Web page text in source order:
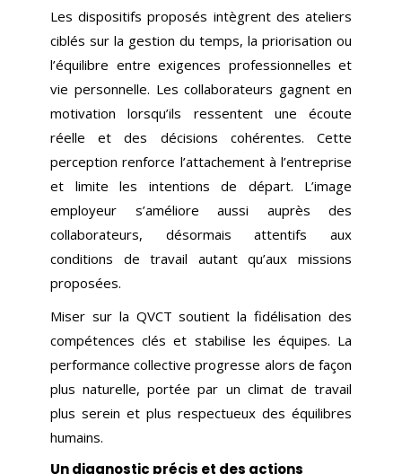
Les dispositifs proposés intègrent des ateliers
ciblés sur la gestion du temps, la priorisation ou
l’équilibre entre exigences professionnelles et
vie personnelle. Les collaborateurs gagnent en
motivation lorsqu’ils ressentent une écoute
réelle et des décisions cohérentes. Cette
perception renforce l’attachement à l’entreprise
et limite les intentions de départ. L’image
employeur s’améliore aussi auprès des
collaborateurs, désormais attentifs aux
conditions de travail autant qu’aux missions
proposées.
Miser sur la QVCT soutient la fidélisation des
compétences clés et stabilise les équipes. La
performance collective progresse alors de façon
plus naturelle, portée par un climat de travail
plus serein et plus respectueux des équilibres
humains.
Un diagnostic précis et des actions